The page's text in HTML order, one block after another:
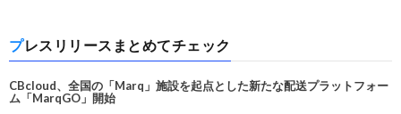
プレスリリースまとめてチェック
CBcloud、全国の「Marq」施設を起点とした新たな配送プラットフォー
ム「MarqGO」開始